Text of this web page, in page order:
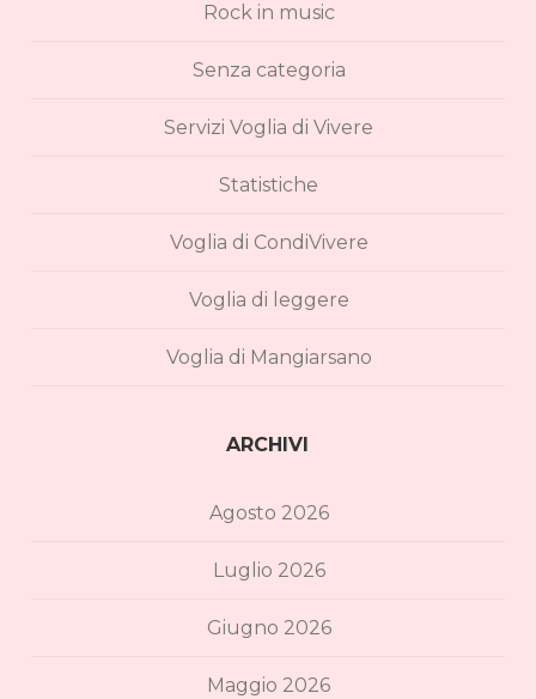
Rock in music
Senza categoria
Servizi Voglia di Vivere
Statistiche
Voglia di CondiVivere
Voglia di leggere
Voglia di Mangiarsano
ARCHIVI
Agosto 2026
Luglio 2026
Giugno 2026
Maggio 2026